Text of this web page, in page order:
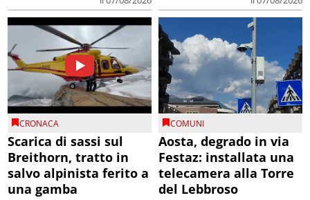
CRONACA
Scarica di sassi sul
Breithorn, tratto in
salvo alpinista ferito a
una gamba
COMUNI
Aosta, degrado in via
Festaz: installata una
telecamera alla Torre
del Lebbroso